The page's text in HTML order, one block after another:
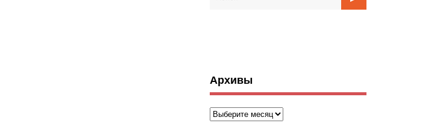
Архивы
Архивы